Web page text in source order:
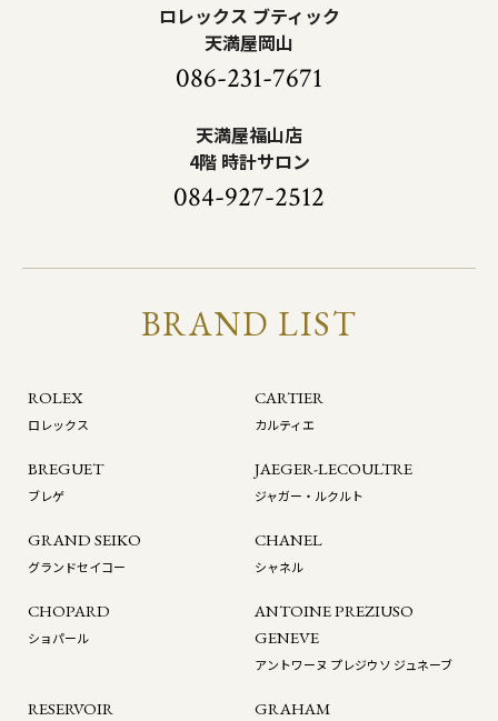
ロレックス ブティック
天満屋岡山
086-231-7671
天満屋福山店
4階 時計サロン
084-927-2512
BRAND LIST
ROLEX
ロレックス
CARTIER
カルティエ
BREGUET
ブレゲ
JAEGER-LECOULTRE
ジャガー・ルクルト
GRAND SEIKO
グランドセイコー
CHANEL
シャネル
CHOPARD
ショパール
ANTOINE PREZIUSO
GENEVE
アントワーヌ プレジウソ ジュネーブ
RESERVOIR GRAHAM